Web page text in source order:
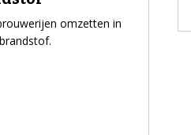
omzetten in